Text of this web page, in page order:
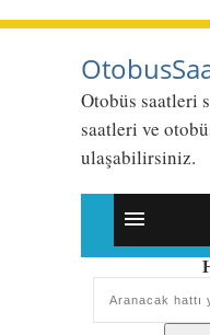
Otobüs saatleri
saatleri ve
ulaşabilirsiniz.